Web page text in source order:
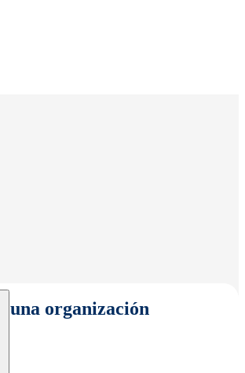
una organización